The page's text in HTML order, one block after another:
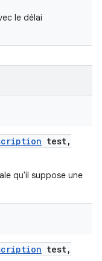
le délai
test,
qu'il suppose une
test,